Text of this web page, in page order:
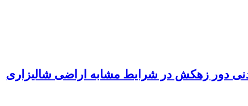
دور زهکش در شرایط مشابه اراضی شالیزاری